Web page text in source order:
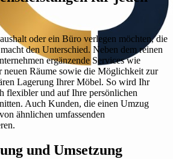
oder ein Büro verlegen möchten, die
den Unterschied. Neben dem reinen
ergänzende Services wie
neuen Räume sowie die Möglichkeit zur
Lagerung Ihrer Möbel. So wird Ihr
flexibler und auf Ihre persönlichen
Auch Kunden, die einen Umzug
ähnlichen umfassenden
und Umsetzung